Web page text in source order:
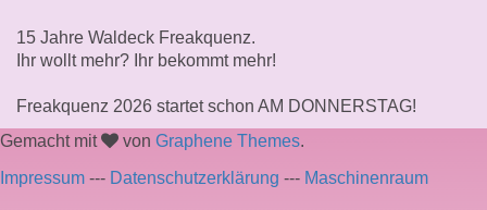
15 Jahre Waldeck Freakquenz.
Ihr wollt mehr? Ihr bekommt mehr!
Freakquenz 2026 startet schon AM DONNERSTAG!
Gemacht mit
von Graphene Themes.
Impressum --- Datenschutzerklärung --- Maschinenraum